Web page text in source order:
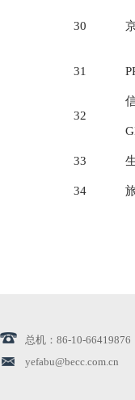
30
31
32
33
34
总机：86-10-66419876
yefabu@becc.com.cn